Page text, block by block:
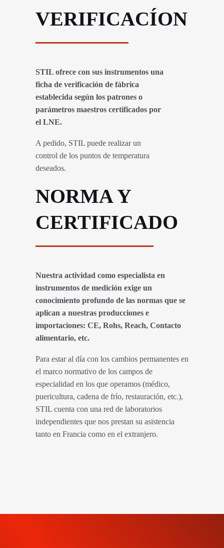
VERIFICACÍON
STIL ofrece con sus instrumentos una
ficha de verificación de fábrica
establecida según los patrones o
parámetros maestros certificados por
el LNE.
A pedido, STIL puede realizar un
control de los puntos de temperatura
deseados.
NORMA Y
CERTIFICADO
Nuestra actividad como especialista en
instrumentos de medición exige un
conocimiento profundo de las normas que se
aplican a nuestras producciones e
importaciones: CE, Rohs, Reach, Contacto
alimentario, etc.
Para estar al día con los cambios permanentes en
el marco normativo de los campos de
especialidad en los que operamos (médico,
puericultura, cadena de frío, restauración, etc.),
STIL cuenta con una red de laboratorios
independientes que nos prestan su asistencia
tanto en Francia como en el extranjero.